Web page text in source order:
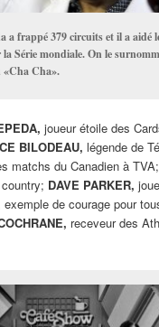
a frappé 379 circuits et il a aidé
Série mondiale. On le
Cha».
joueur étoile des
BILODEAU, légende de
matchs du Canadien à TVA;
DAVE PARKER,
exemple de courage pour
receveur des